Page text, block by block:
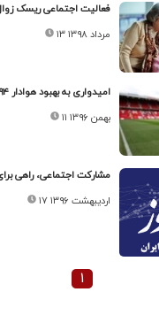
فعالیت اجتماعی ریسک
۱۳ مرداد ۱۳۹۸
امیدواری به بهبود هوادار ۹۴ ساله قرمز ها + عکس
۱۱ بهمن ۱۳۹۶
مشارکت اجتماعی، راهی
۱۷ اردیبهشت ۱۳۹۶
۱